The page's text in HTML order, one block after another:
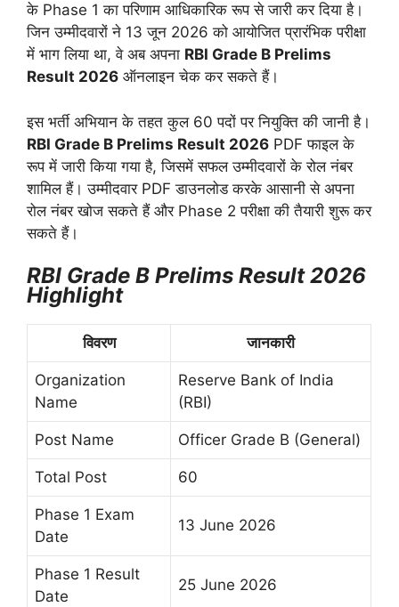
के Phase 1 का परिणाम आधिकारिक रूप से जारी कर दिया है।
जिन उम्मीदवारों ने 13 जून 2026 को आयोजित प्रारंभिक परीक्षा
में भाग लिया था, वे अब अपना RBI Grade B Prelims
Result 2026 ऑनलाइन चेक कर सकते हैं।
इस भर्ती अभियान के तहत कुल 60 पदों पर नियुक्ति की जानी है।
RBI Grade B Prelims Result 2026 PDF फाइल के
रूप में जारी किया गया है, जिसमें सफल उम्मीदवारों के रोल नंबर
शामिल हैं। उम्मीदवार PDF डाउनलोड करके आसानी से अपना
रोल नंबर खोज सकते हैं और Phase 2 परीक्षा की तैयारी शुरू कर
सकते हैं।
RBI Grade B Prelims Result 2026
Highlight
विवरण जानकारी
Organization
Name
Reserve Bank of India
(RBI)
Post Name Officer Grade B (General)
Total Post 60
Phase 1 Exam
Date
13 June 2026
Phase 1 Result
Date
25 June 2026